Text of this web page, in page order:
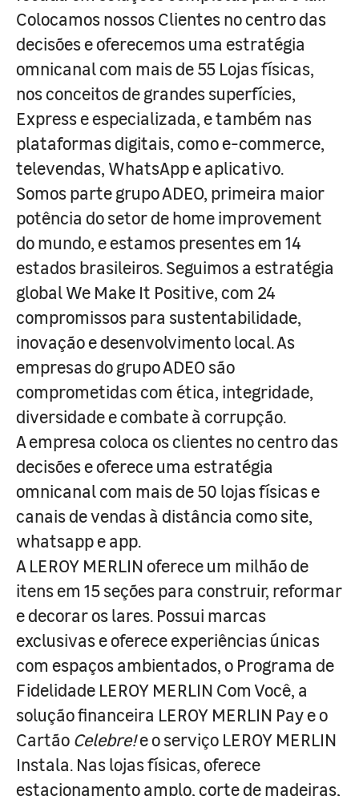
Colocamos nossos Clientes no centro das
decisões e oferecemos uma estratégia
omnicanal com mais de 55 Lojas físicas,
nos conceitos de grandes superfícies,
Express e especializada, e também nas
plataformas digitais, como e-commerce,
televendas, WhatsApp e aplicativo.
Somos parte grupo ADEO, primeira maior
potência do setor de home improvement
do mundo, e estamos presentes em 14
estados brasileiros. Seguimos a estratégia
global We Make It Positive, com 24
compromissos para sustentabilidade,
inovação e desenvolvimento local. As
empresas do grupo ADEO são
comprometidas com ética, integridade,
diversidade e combate à corrupção.
A empresa coloca os clientes no centro das
decisões e oferece uma estratégia
omnicanal com mais de 50 lojas físicas e
canais de vendas à distância como site,
whatsapp e app.
A LEROY MERLIN oferece um milhão de
itens em 15 seções para construir, reformar
e decorar os lares. Possui marcas
exclusivas e oferece experiências únicas
com espaços ambientados, o Programa de
Fidelidade LEROY MERLIN Com Você, a
solução financeira LEROY MERLIN Pay e o
Cartão Celebre!e o serviço LEROY MERLIN
Instala. Nas lojas físicas, oferece
estacionamento amplo, corte de madeiras,